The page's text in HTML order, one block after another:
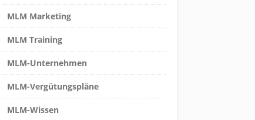
MLM Marketing
MLM Training
MLM-Unternehmen
MLM-Vergütungspläne
MLM-Wissen